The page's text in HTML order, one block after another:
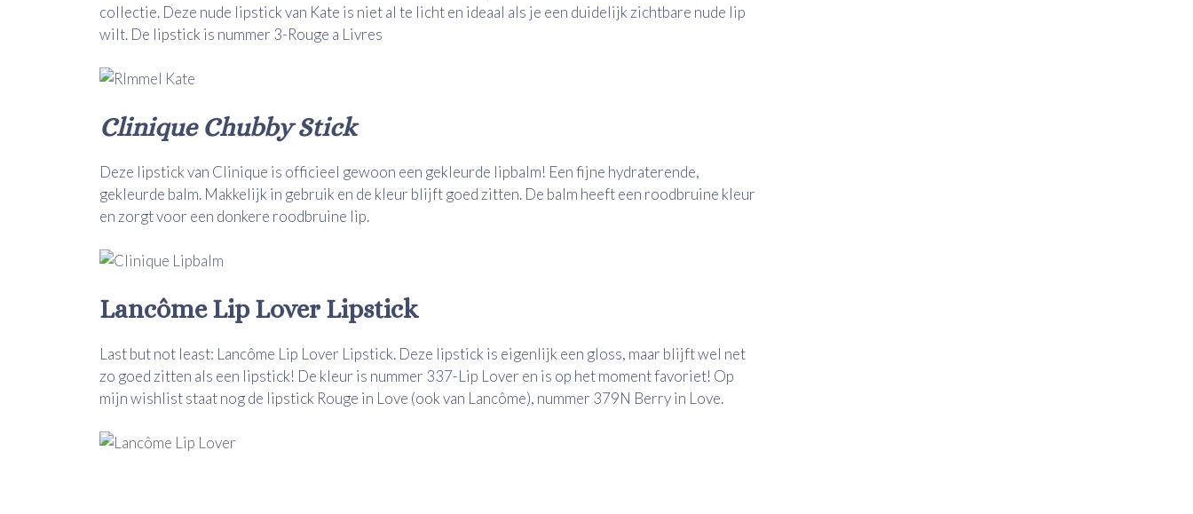
collectie. Deze nude lipstick van Kate is niet al te licht en ideaal als je een duidelijk zichtbare nude lip
wilt. De lipstick is nummer 3-Rouge a Livres
Clinique Chubby Stick
Deze lipstick van Clinique is officieel gewoon een gekleurde lipbalm! Een fijne hydraterende,
gekleurde balm. Makkelijk in gebruik en de kleur blijft goed zitten. De balm heeft een roodbruine kleur
en zorgt voor een donkere roodbruine lip.
Lancôme Lip Lover Lipstick
Last but not least: Lancôme Lip Lover Lipstick. Deze lipstick is eigenlijk een gloss, maar blijft wel net
zo goed zitten als een lipstick! De kleur is nummer 337-Lip Lover en is op het moment favoriet! Op
mijn wishlist staat nog de lipstick Rouge in Love (ook van Lancôme), nummer 379N Berry in Love.